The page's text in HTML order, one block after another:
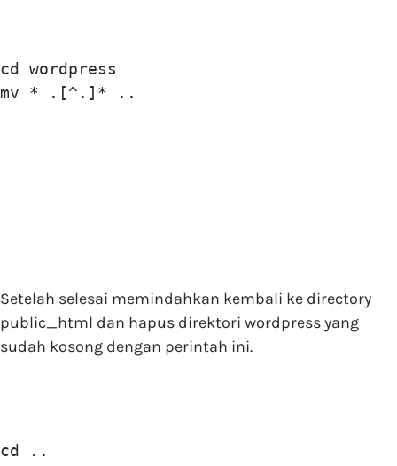
cd wordpress
mv * .[^.]* ..
Setelah selesai memindahkan kembali ke directory
public_html dan hapus direktori wordpress yang
sudah kosong dengan perintah ini.
cd ..